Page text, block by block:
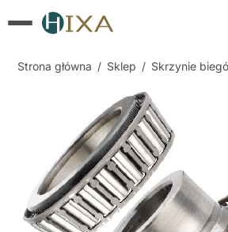
Strona główna / Sklep / Skrzynie